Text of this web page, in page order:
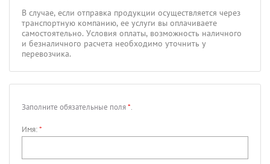
В случае, если отправка продукции осуществляется через
транспортную компанию, ее услуги вы оплачиваете
самостоятельно. Условия оплаты, возможность наличного
и безналичного расчета необходимо уточнить у
перевозчика.
Заполните обязательные поля*.
Имя:*